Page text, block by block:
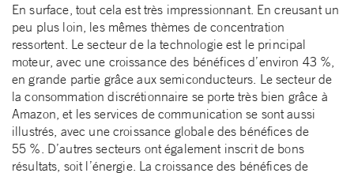
En surface, tout cela est très impressionnant. En creusant un
peu plus loin, les mêmes thèmes de concentration
ressortent. Le secteur de la technologie est le principal
moteur, avec une croissance des bénéfices d’environ 43 %,
en grande partie grâce aux semiconducteurs. Le secteur de
la consommation discrétionnaire se porte très bien grâce à
Amazon, et les services de communication se sont aussi
illustrés, avec une croissance globale des bénéfices de
55 %. D’autres secteurs ont également inscrit de bons
résultats, soit l’énergie. La croissance des bénéfices de